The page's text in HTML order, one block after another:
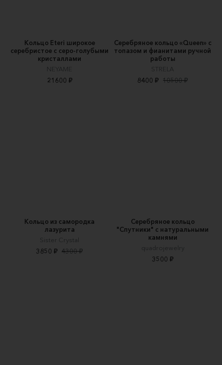
Кольцо Eteri широкое
серебристое с серо-голубыми
кристаллами
NEYAME
21600 ₽
Серебряное кольцо «Queen» c
топазом и фианитами ручной
работы
STRELA
8400 ₽ 10500 ₽
Кольцо из самородка
лазурита
Sister Crystal
3850 ₽ 4300 ₽
Серебряное кольцо
"Спутники" с натуральными
камнями
quadrojewelry
3500 ₽